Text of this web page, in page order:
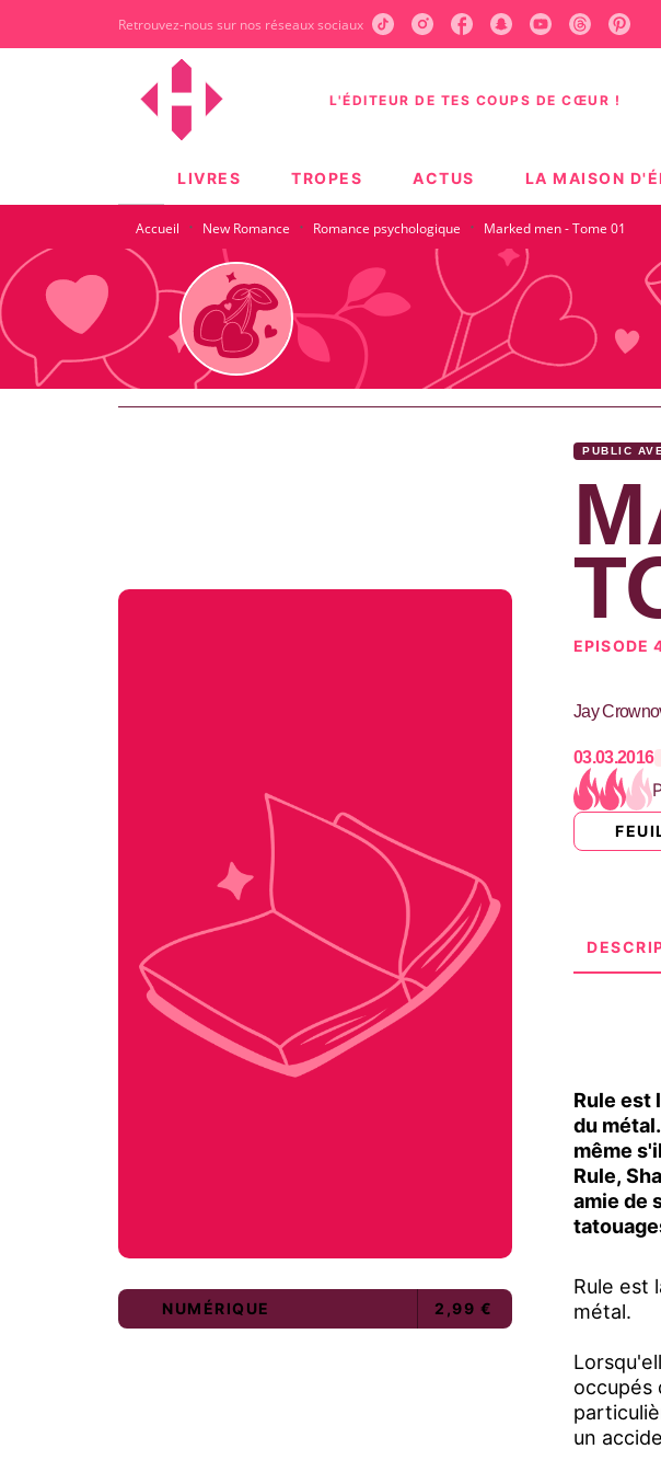
CONTENU PIED DE
Retrouvez-nous sur nos réseaux sociaux
L'ÉDITEUR DE TES COUPS DE CŒUR !
LIVRES TROPES ACTUS LA MAISON
Accueil · New Romance · Romance psychologique · Marked men - Tome 01
NUMÉRIQUE 2,99 €
PUBLIC
EPISODE
Jay
03.03.2016
Rule est
du
même
Rule,
amie de
Rule est
métal.
occupés
un